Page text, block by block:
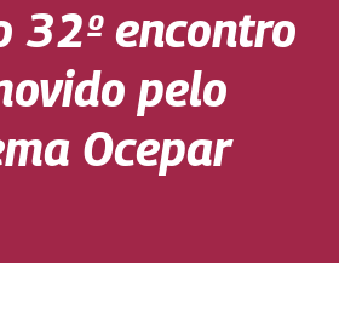
32º encontro
pelo
Ocepar